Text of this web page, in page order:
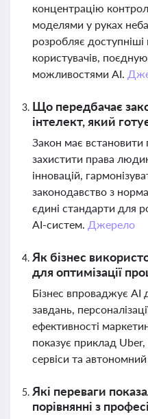
концентрацію
моделями у руках
розробляє
користувачів,
можливостями AI.
Що передбачає
інтелект, який
Закон має
захистити права
інновацій,
законодавство з
єдині стандарти для
AI-систем. Джерело
Як бізнес
для оптимізації
Бізнес впроваджує AI
завдань,
ефективності
показує приклад Uber,
сервіси та
Які переваги
порівнянні з